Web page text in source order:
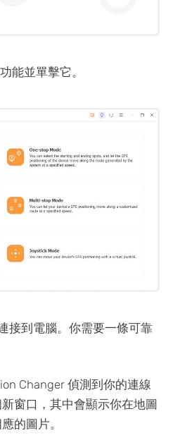
能並單擊它。
接到電腦。你需要一條可靠
Changer 偵測到你的連線
窗口，其中會顯示你在地圖
的圖片。